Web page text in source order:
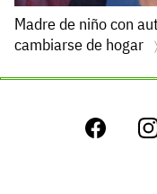
Madre de niño con
cambiarse de hogar